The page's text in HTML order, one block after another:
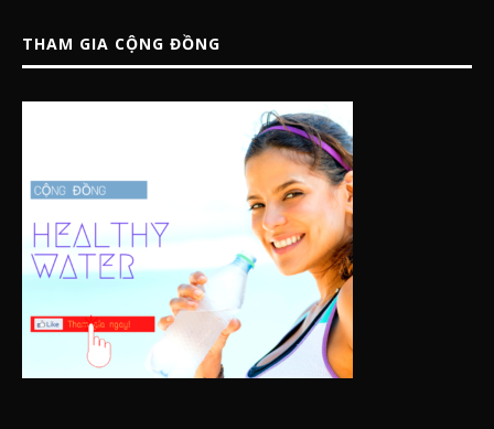
THAM GIA CỘNG ĐỒNG